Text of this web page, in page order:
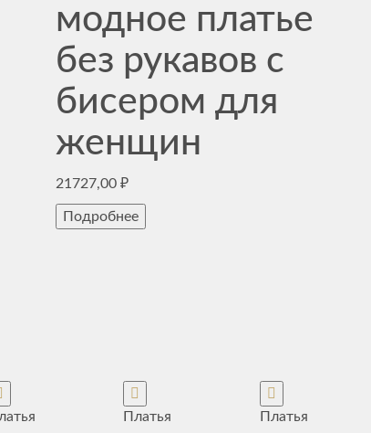
модное платье
без рукавов с
бисером для
женщин
21727,00₽
Подробнее
Платья
Платья